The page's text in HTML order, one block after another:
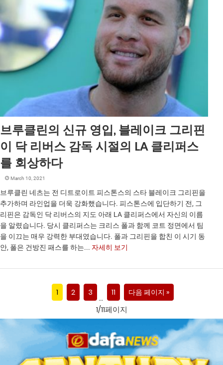
브루클린의 신규 영입, 블레이크 그리핀
이 닥 리버스 감독 시절의 LA 클리퍼스
를 회상하다
March 10, 2021
브루클린 네츠는 전 디트로이트 피스톤스의 스타 블레이크 그리핀을
추가하며 라인업을 더욱 강화했습니다. 피스톤스에 입단하기 전, 그
리핀은 감독인 닥 리버스의 지도 아래 LA 클리퍼스에서 자신의 이름
을 알렸습니다. 당시 클리퍼스는 크리스 폴과 함께 코트 정면에서 팀
을 이끄는 매우 강력한 부대였습니다. 폴과 그리핀을 합친 이 시기 동
안, 폴은 건방진 패스를 하는... 자세히 보기
1 2 3
…
11 다음 페이지 »
1/11페이지